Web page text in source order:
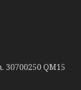
30700250 QM15